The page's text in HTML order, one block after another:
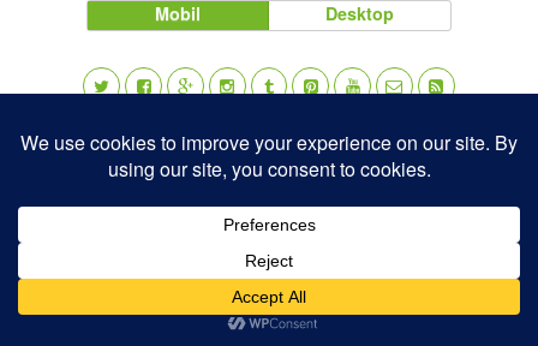
Mobil Desktop